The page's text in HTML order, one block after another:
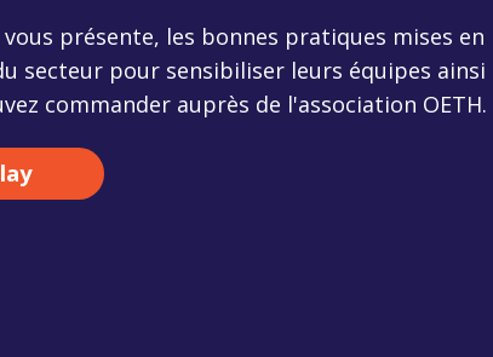
vous présente, les bonnes pratiques mises en
secteur pour sensibiliser leurs équipes ainsi
commander auprès de l'association OETH.